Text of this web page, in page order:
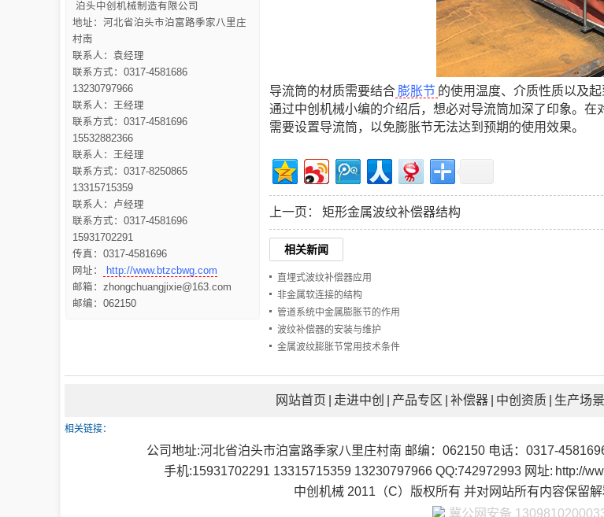
导流筒的材质需要结合 膨胀节 的使用温度、介质性质以及
通过中创机械小编的介绍后，想必对导流筒加深了印象。
需要设置导流筒，以免膨胀节无法达到预期的使用效果。
上一页： 矩形金属波纹补偿器结构
相关新闻
直埋式波纹补偿器应用
非金属软连接的结构
管道系统中金属膨胀节的作用
波纹补偿器的安装与维护
金属波纹膨胀节常用技术条件
泊头中创机械制造有限公司
地址：河北省泊头市泊富路季家八里庄
村南
联系人：袁经理
联系方式：0317-4581686
13230797966
联系人：王经理
联系方式：0317-4581696
15532882366
联系人：王经理
联系方式：0317-8250865
13315715359
联系人：卢经理
联系方式：0317-4581696
15931702291
传真：0317-4581696
网址：
http://www.btzcbwg.com
邮箱：zhongchuangjixie@163.com
邮编：062150
网站首页 走进中创 产品专区 补偿器 中创资质 生产场景
相关链接：
公司地址:河北省泊头市泊富路季家八里庄村南 邮编：062150 电话：0317-
手机:15931702291 13315715359 13230797966 QQ:742972993 网址: http://
中创机械 2011（C）版权所有 并对网站所有内容保留
冀公网安备